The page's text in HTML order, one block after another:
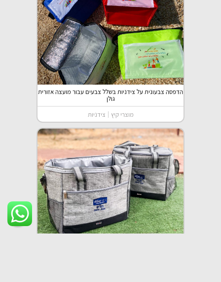
הדפסה צבעונית על צידניות בשלל צבעים עבור מועצה אזורית
גולן
מוצרי קיץ צידניות